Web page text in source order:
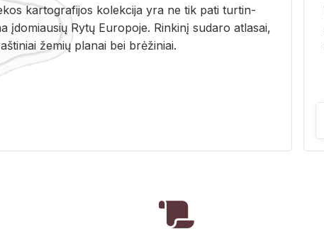
kar­to­gra­fi­jos ko­lek­ci­ja yra ne tik pati tur­tin­
įdo­miau­sių Rytų Eu­ro­po­je. Rin­ki­nį su­da­ro at­la­sai,
že­mių pla­nai bei brė­ži­niai.